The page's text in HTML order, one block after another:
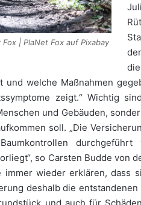
| PlaNet Fox auf Pixabay
und welche Maßnahmen
zeigt.“ Wichtig
und Gebäuden,
soll. „Die
so Carsten Budde von
immer wieder erklären, dass
deshalb die